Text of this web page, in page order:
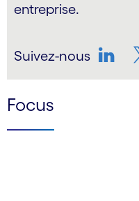
entreprise.
Suivez-nous
Focus